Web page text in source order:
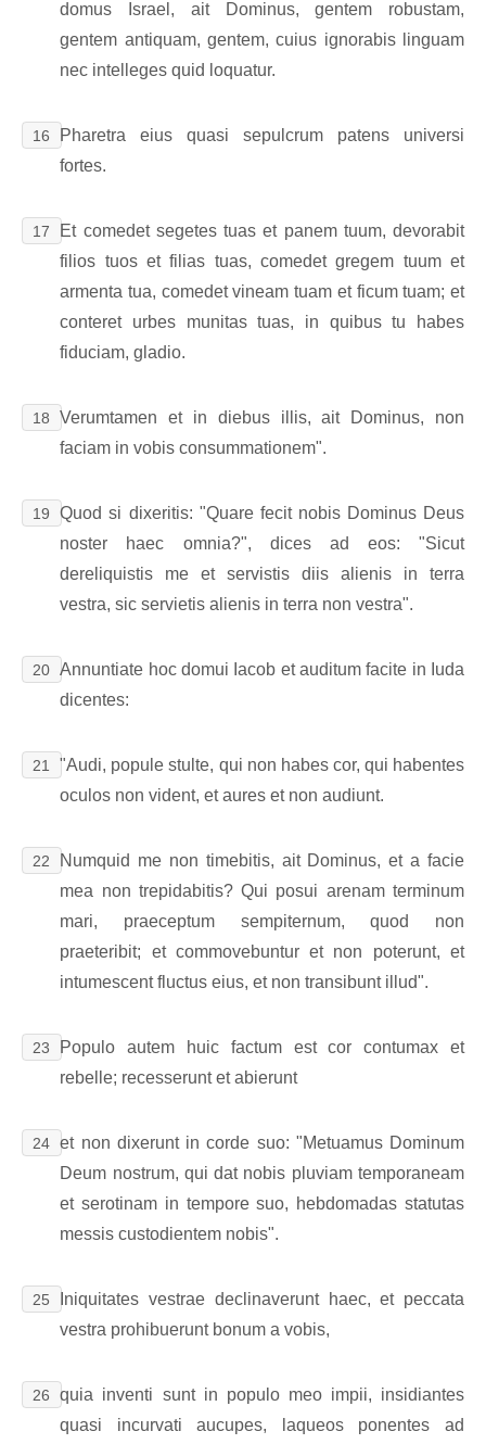
domus Israel, ait Dominus, gentem robustam,
gentem antiquam, gentem, cuius ignorabis linguam
nec intelleges quid loquatur.
16
Pharetra eius quasi sepulcrum patens universi
fortes.
17
Et comedet segetes tuas et panem tuum, devorabit
filios tuos et filias tuas, comedet gregem tuum et
armenta tua, comedet vineam tuam et ficum tuam; et
conteret urbes munitas tuas, in quibus tu habes
fiduciam, gladio.
18
Verumtamen et in diebus illis, ait Dominus, non
faciam in vobis consummationem".
19
Quod si dixeritis: "Quare fecit nobis Dominus Deus
noster haec omnia?", dices ad eos: "Sicut
dereliquistis me et servistis diis alienis in terra
vestra, sic servietis alienis in terra non vestra".
20 Annuntiate hoc domui Iacob et auditum facite in Iuda
dicentes:
21
"Audi, popule stulte, qui non habes cor, qui habentes
oculos non vident, et aures et non audiunt.
22
Numquid me non timebitis, ait Dominus, et a facie
mea non trepidabitis? Qui posui arenam terminum
mari, praeceptum sempiternum, quod non
praeteribit; et commovebuntur et non poterunt, et
intumescent fluctus eius, et non transibunt illud".
23
Populo autem huic factum est cor contumax et
rebelle; recesserunt et abierunt
24 et non dixerunt in corde suo: "Metuamus Dominum
Deum nostrum, qui dat nobis pluviam temporaneam
et serotinam in tempore suo, hebdomadas statutas
messis custodientem nobis".
25
Iniquitates vestrae declinaverunt haec, et peccata
vestra prohibuerunt bonum a vobis,
26
quia inventi sunt in populo meo impii, insidiantes
quasi incurvati aucupes, laqueos ponentes ad